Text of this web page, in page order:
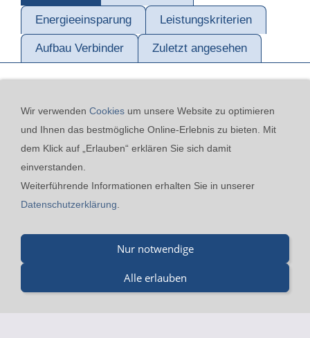
Energieeinsparung Leistungskriterien
Aufbau Verbinder Zuletzt angesehen
Kontakt 24h-Notfall-Hotline Cookies
Widerrufsrecht
Merz GmbH - Beinheimer Straße 19 - 76437 Rastatt - Tel.:
drucklufttechnik.de
Wir verwenden Cookies um unsere Website zu optimieren
und Ihnen das bestmögliche Online-Erlebnis zu bieten. Mit
dem Klick auf „Erlauben“ erklären Sie sich damit
einverstanden.
Weiterführende Informationen erhalten Sie in unserer
Datenschutzerklärung
Nur notwendige
Alle erlauben